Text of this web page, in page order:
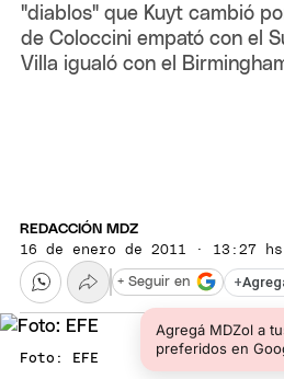
"diablos" que Kuyt cambió
de Coloccini empató con el
Villa igualó con el
REDACCIÓN MDZ
16 de enero de 2011 · 13:27 hs
+
Agregá MDZol a
preferidos en
+ Seguir en
Foto: EFE